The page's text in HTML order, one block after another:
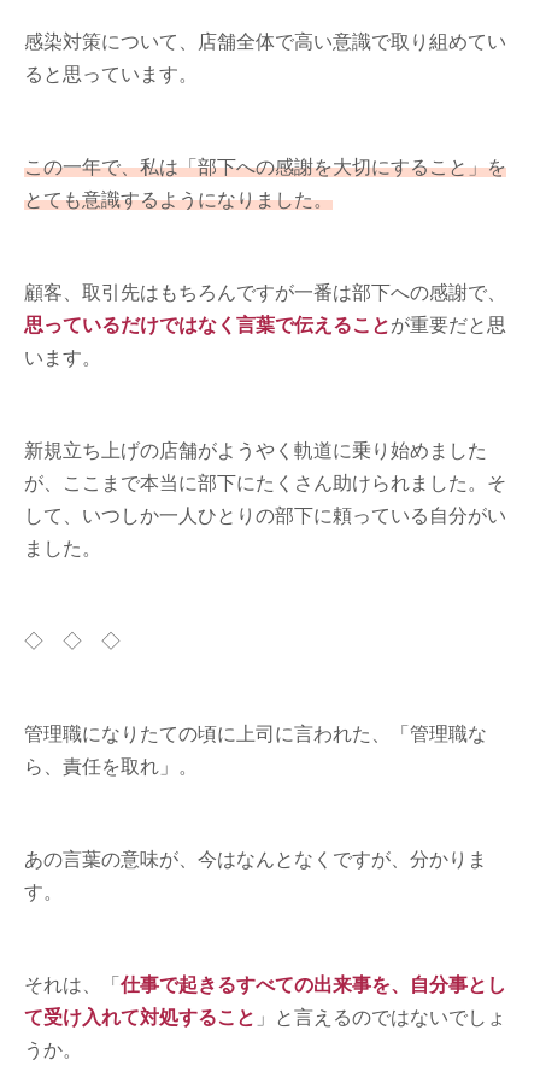
感染対策について、店舗全体で高い意識で取り組めてい
ると思っています。
この一年で、私は「部下への感謝を大切にすること」を
とても意識するようになりました。
顧客、取引先はもちろんですが一番は部下への感謝で、
思っているだけではなく言葉で伝えることが重要だと思
います。
新規立ち上げの店舗がようやく軌道に乗り始めました
が、ここまで本当に部下にたくさん助けられました。そ
して、いつしか一人ひとりの部下に頼っている自分がい
ました。
◇ ◇ ◇
管理職になりたての頃に上司に言われた、「管理職な
ら、責任を取れ」。
あの言葉の意味が、今はなんとなくですが、分かりま
す。
それは、「 仕事で起きるすべての出来事を、自分事とし
て受け入れて対処すること 」と言えるのではないでしょ
うか。